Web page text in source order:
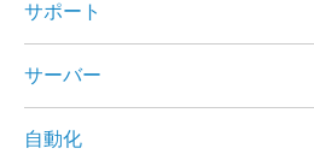
サポート
サーバー
自動化